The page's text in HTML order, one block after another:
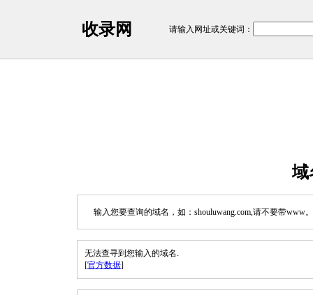
收录网 请输入网址或关键词：
域
输入您要查询的域名，如：shouluwang.com,请不要带www
无法查寻到您输入的域名.
[官方数据]